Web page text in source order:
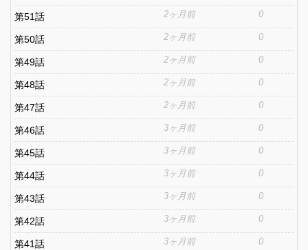
第51話 2ヶ月前 0
第50話 2ヶ月前 0
第49話 2ヶ月前 0
第48話 2ヶ月前 0
第47話 2ヶ月前 0
第46話 3ヶ月前 0
第45話 3ヶ月前 0
第44話 3ヶ月前 0
第43話 3ヶ月前 0
第42話 3ヶ月前 0
第41話 3ヶ月前 0